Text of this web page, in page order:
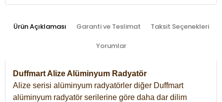
Ürün Açıklaması Garanti ve Teslimat Taksit Seçenekleri
Yorumlar
Duffmart Alize Alüminyum Radyatör
Alize serisi alüminyum radyatörler diğer Duffmart
alüminyum radyatör serilerine göre daha dar dilim